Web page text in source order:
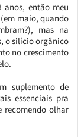
então meu
maio, quando
mas na
o silício orgânico
no crescimento
suplemento de
essenciais pra
recomendo olhar